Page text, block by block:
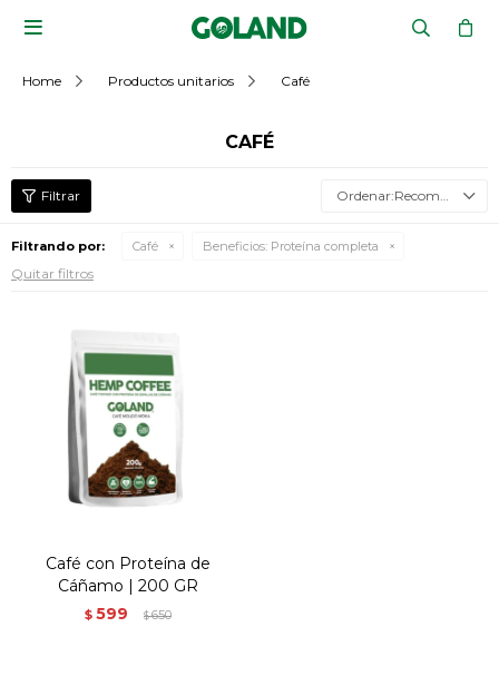

Home Productos unitarios Café
CAFÉ
Recomendados
Filtrando por: Café Beneficios: Proteína completa
Quitar filtros
Café con Proteína de
Cáñamo | 200 GR
$ 599 $650